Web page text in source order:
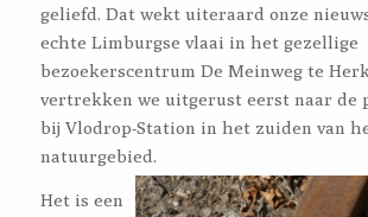
geliefd. Dat wekt uiteraard onze
echte Limburgse vlaai in het gezellige
bezoekerscentrum De Meinweg te
vertrekken we uitgerust eerst naar de
bij Vlodrop-Station in het zuiden van
natuurgebied.
Het is een